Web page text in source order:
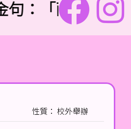
：「兩個人總比
性質： 校外舉辦